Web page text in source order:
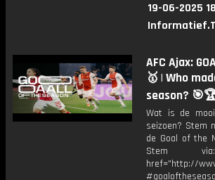
19-06-2025
AFC Ajax:
🥇 | Who
season?
Wat is de
seizoen? Stem
de Goal of the
Stem
href="http://